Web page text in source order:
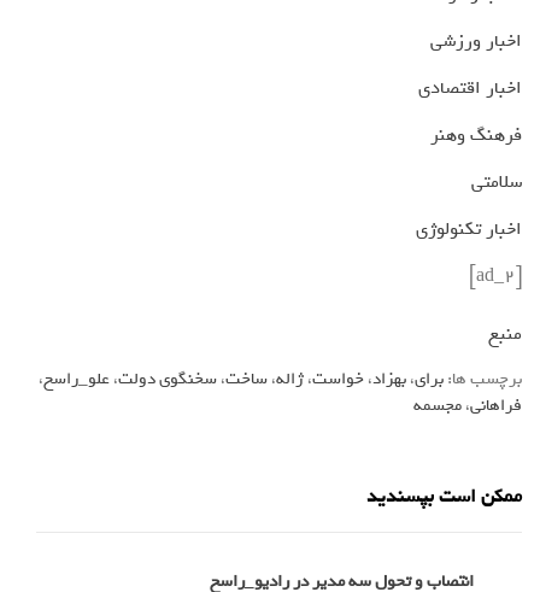
اخبار ورزشی
اخبار اقتصادی
فرهنگ وهنر
سلامتی
اخبار تکنولوژی
[ad_2]
منبع
برچسب ها:برای،بهزاد،خواست،ژاله،ساخت،سخنگوی دولت،علو_راسخ،
فراهانی،مجسمه
ممکن است بپسندید
انتصاب و تحول سه مدیر در رادیو_راسخ